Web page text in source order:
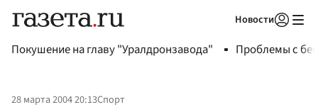
Новости
Покушение на главу "Уралдронзавода" Проблемы с
28 марта 2004 20:13Спорт